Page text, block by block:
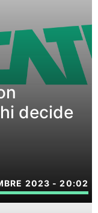
decide
2023 - 20:02